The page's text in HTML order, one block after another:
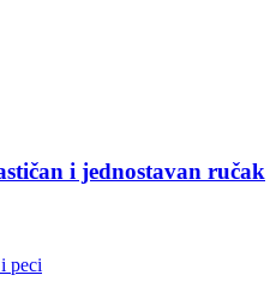
i jednostavan ručak